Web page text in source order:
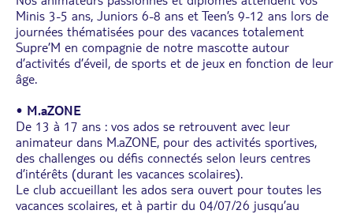
Minis 3-5 ans, Juniors 6-8 ans et Teen’s 9-12 ans lors de
journées thématisées pour des vacances totalement
Supre’M en compagnie de notre mascotte autour
d’activités d’éveil, de sports et de jeux en fonction de leur
âge.
• M.aZONE
De 13 à 17 ans : vos ados se retrouvent avec leur
animateur dans M.aZONE, pour des activités sportives,
des challenges ou défis connectés selon leurs centres
d’intérêts (durant les vacances scolaires).
Le club accueillant les ados sera ouvert pour toutes les
vacances scolaires, et à partir du 04/07/26 jusqu’au